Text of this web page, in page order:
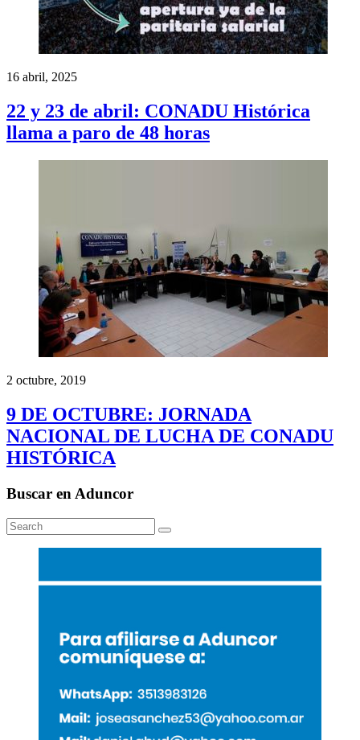
16 abril, 2025
22 y 23 de abril: CONADU Histórica
llama a paro de 48 horas
2 octubre, 2019
9 DE OCTUBRE: JORNADA
NACIONAL DE LUCHA DE CONADU
HISTÓRICA
Buscar en Aduncor
Search
for:
Search